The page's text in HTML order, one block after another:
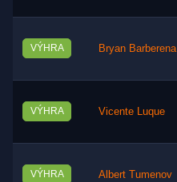
VÝHRA Bryan Barberena
VÝHRA Vicente Luque
VÝHRA Albert Tumenov